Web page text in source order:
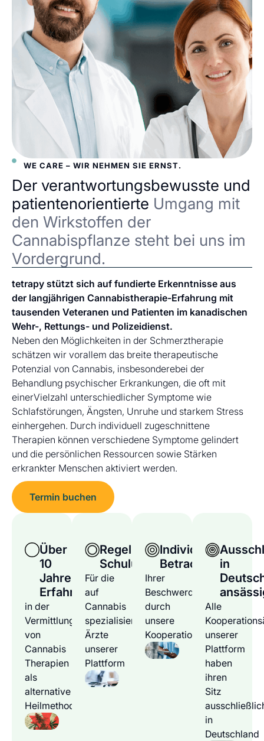
WE CARE – WIR NEHMEN SIE ERNST.
Der verantwortungsbewusste und
patientenorientierte Umgang mit
den Wirkstoffen der
Cannabispflanze steht bei uns im
Vordergrund.
tetrapy stützt sich auf fundierte Erkenntnisse aus
der langjährigen Cannabistherapie-Erfahrung mit
tausenden Veteranen und Patienten im kanadischen
Wehr-, Rettungs- und Polizeidienst.
Neben den Möglichkeiten in der Schmerztherapie
schätzen wir vorallem das breite therapeutische
Potenzial von Cannabis, insbesonderebei der
Behandlung psychischer Erkrankungen, die oft mit
einerVielzahl unterschiedlicher Symptome wie
Schlafstörungen, Ängsten, Unruhe und starkem Stress
einhergehen. Durch individuell zugeschnittene
Therapien können verschiedene Symptome gelindert
und die persönlichen Ressourcen sowie Stärken
erkrankter Menschen aktiviert werden.
Termin buchen
Über
10
Jahre
Erfahrung
in der
Vermittlung
von
Cannabis
Therapien
als
alternative
Heilmethode
Regelmäßige
Schulungen
Für die
auf
Cannabis
spezialisierten
Ärzte
unserer
Plattform
Individuelle
Betrachtung
Ihrer
Beschwerden
durch
unsere
Kooperationsärzte
in
Alle
unserer
Plattform
haben
ihren
Sitz
in
Deutschland